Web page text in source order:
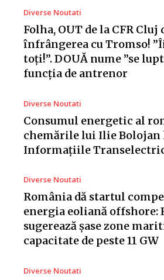
Diverse Noutati
Folha, OUT de la CFR Cluj
înfrângerea cu Tromso!
toți!”. DOUĂ nume ”se
funcția de antrenor
Diverse Noutati
Consumul energetic al
chemările lui Ilie Bolojan
Informațiile
Diverse Noutati
România dă startul
energia eoliană offshore:
sugerează șase zone
capacitate de peste 11 GW
Diverse Noutati